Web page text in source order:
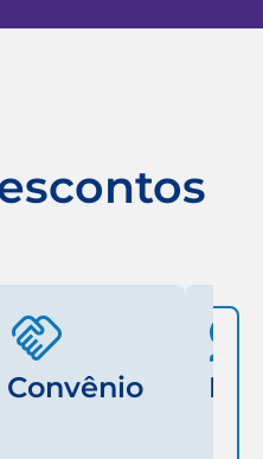
Convênio